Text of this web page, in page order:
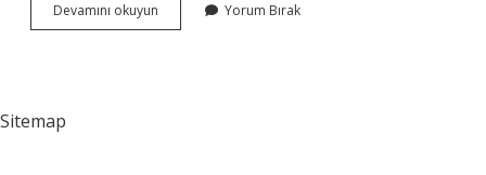
Devamını okuyun
Aylık
Yorum Bırak
Sitemap